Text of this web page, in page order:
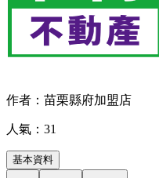
作者：苗栗縣府加盟店
人氣：31
基本資料